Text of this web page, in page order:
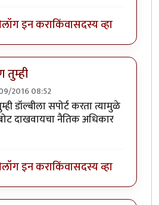
लॉग इन कराकिंवासदस्य व्हा
2016 08:52
डॉल्बीला सपोर्ट करता त्यामुळे
दाखवायचा नैतिक अधिकार
लॉग इन कराकिंवासदस्य व्हा